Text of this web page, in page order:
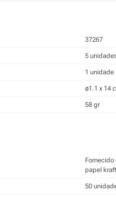
37267
5
1 unidade
ø1.1 x 14
58 gr
Fornecido
papel
50